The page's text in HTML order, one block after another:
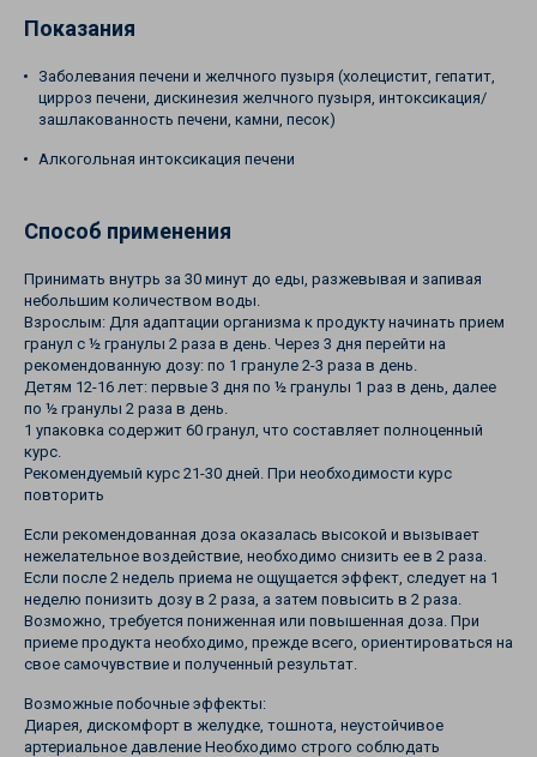
Показания
Заболевания печени и желчного пузыря (холецистит, гепатит,
цирроз печени, дискинезия желчного пузыря, интоксикация/
зашлакованность печени, камни, песок)
Алкогольная интоксикация печени
Способ применения
Принимать внутрь за 30 минут до еды, разжевывая и запивая
небольшим количеством воды.
Взрослым: Для адаптации организма к продукту начинать прием
гранул с ½ гранулы 2 раза в день. Через 3 дня перейти на
рекомендованную дозу: по 1 грануле 2-3 раза в день.
Детям 12-16 лет: первые 3 дня по ½ гранулы 1 раз в день, далее
по ½ гранулы 2 раза в день.
1 упаковка содержит 60 гранул, что составляет полноценный
курс.
Рекомендуемый курс 21-30 дней. При необходимости курс
повторить
Если рекомендованная доза оказалась высокой и вызывает
нежелательное воздействие, необходимо снизить ее в 2 раза.
Если после 2 недель приема не ощущается эффект, следует на 1
неделю понизить дозу в 2 раза, а затем повысить в 2 раза.
Возможно, требуется пониженная или повышенная доза. При
приеме продукта необходимо, прежде всего, ориентироваться на
свое самочувствие и полученный результат.
Возможные побочные эффекты:
Диарея, дискомфорт в желудке, тошнота, неустойчивое
артериальное давление Необходимо строго соблюдать